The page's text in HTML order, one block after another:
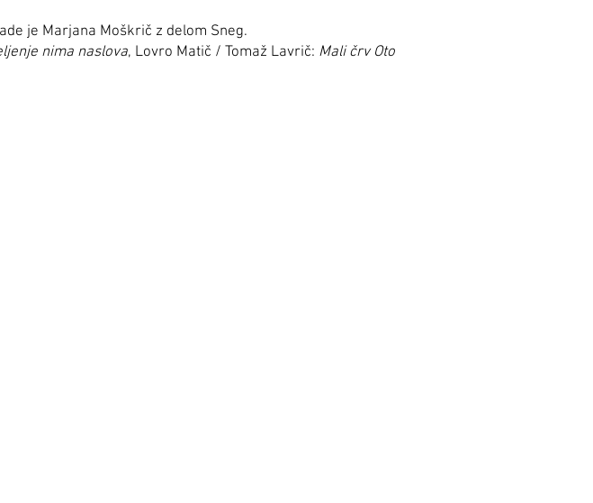
je Marjana Moškrič z delom Sneg.
nima naslova, Lovro Matič / Tomaž Lavrič: Mali črv Oto